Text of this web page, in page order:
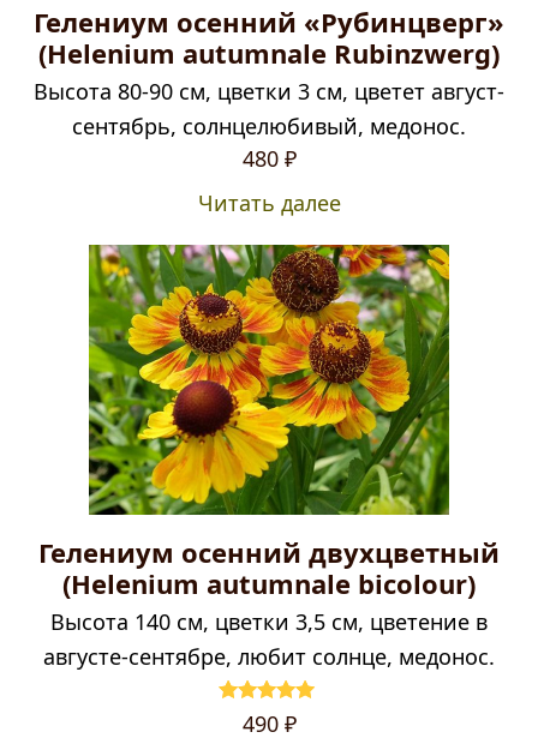
Гелениум осенний «Рубинцверг»
(Helenium autumnale Rubinzwerg)
Высота 80-90 см, цветки 3 см, цветет август-
сентябрь, солнцелюбивый, медонос.
480 ₽
Читать далее
Гелениум осенний двухцветный
(Helenium autumnale bicolour)
Высота 140 см, цветки 3,5 см, цветение в
августе-сентябре, любит солнце, медонос.
Оценка 5.00
из 5
490 ₽